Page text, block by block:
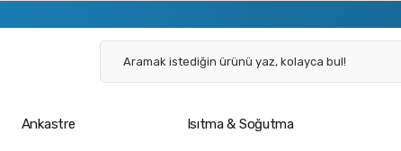
Ankastre Isıtma & Soğutma